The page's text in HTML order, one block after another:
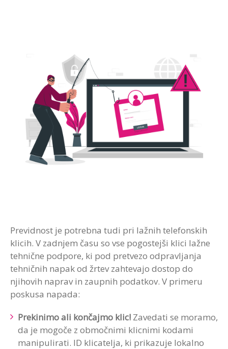
Previdnost je potrebna tudi pri lažnih telefonskih
klicih. V zadnjem času so vse pogostejši klici lažne
tehnične podpore, ki pod pretvezo odpravljanja
tehničnih napak od žrtev zahtevajo dostop do
njihovih naprav in zaupnih podatkov. V primeru
poskusa napada:
Prekinimo ali končajmo klic! Zavedati se moramo,
da je mogoče z območnimi klicnimi kodami
manipulirati. ID klicatelja, ki prikazuje lokalno